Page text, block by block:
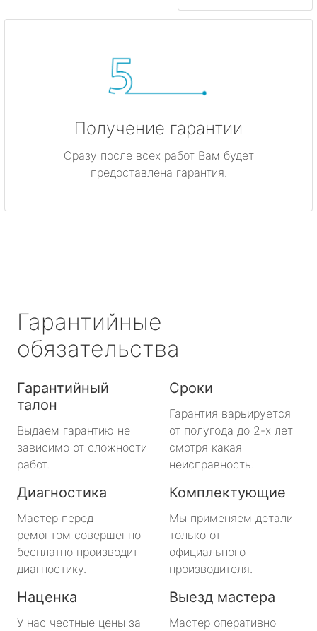
Получение гарантии
Сразу после всех работ Вам будет
предоставлена гарантия.
Гарантийные
обязательства
Гарантийный
талон
Выдаем гарантию не
зависимо от сложности
работ.
Сроки
Гарантия варьируется
от полугода до 2-х лет
смотря какая
неисправность.
Диагностика
Мастер перед
ремонтом совершенно
бесплатно производит
диагностику.
Комплектующие
Мы применяем детали
только от
официального
производителя.
Наценка
У нас честные цены за
Выезд мастера
Мастер оперативно